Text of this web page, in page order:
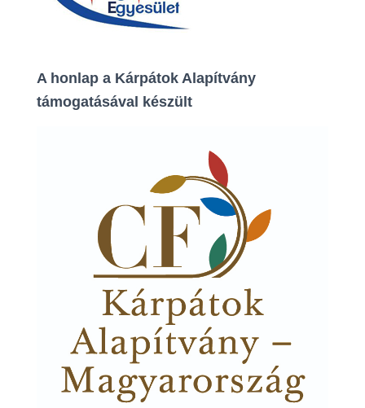
A honlap a Kárpátok Alapítvány
támogatásával készült